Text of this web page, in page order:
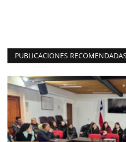
PUBLICACIONES RECOMENDADAS